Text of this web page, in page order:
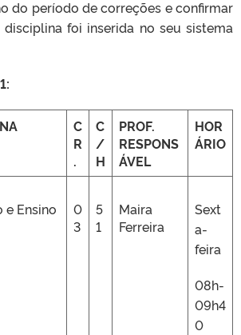
do período de correções e confirmar
foi inserida no seu sistema
C
R
.
C
/
H
PROF.
RESPONS
ÁVEL
HOR
ÁRIO
Ensino
0
3
5
1
Maira
Ferreira
Sext
a-
feira
08h-
09h4
0